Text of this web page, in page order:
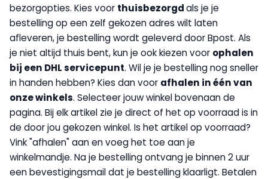
bezorgopties. Kies voor thuisbezorgdals je je
bestelling op een zelf gekozen adres wilt laten
afleveren, je bestelling wordt geleverd door Bpost. Als
je niet altijd thuis bent, kun je ook kiezen voor ophalen
bij een DHL servicepunt. Wil je je bestelling nog sneller
in handen hebben? Kies dan voor afhalen in één van
onze winkels. Selecteer jouw winkel bovenaan de
pagina. Bij elk artikel zie je direct of het op voorraad is in
de door jou gekozen winkel. Is het artikel op voorraad?
Vink "afhalen" aan en voeg het toe aan je
winkelmandje. Na je bestelling ontvang je binnen 2 uur
een bevestigingsmail dat je bestelling klaarligt. Betalen